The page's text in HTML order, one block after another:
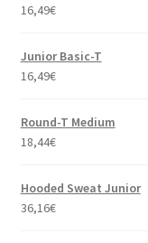
16,49€
Junior Basic-T
16,49€
Round-T Medium
18,44€
Hooded Sweat Junior
36,16€